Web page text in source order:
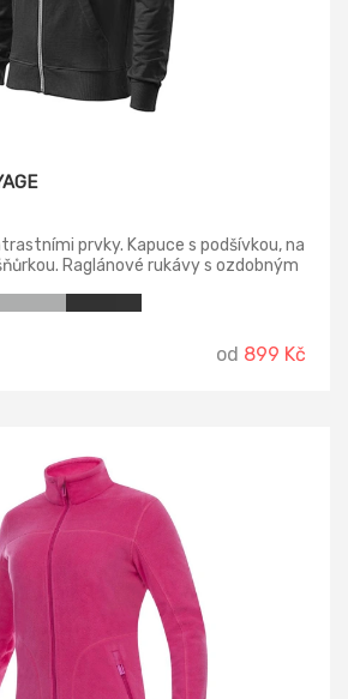
prvky. Kapuce s podšívkou, na
Raglánové rukávy s ozdobným
od 899 Kč